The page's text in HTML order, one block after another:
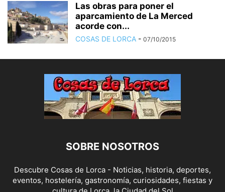
Las obras para poner el
aparcamiento de La Merced
acorde con...
COSAS DE LORCA - 07/10/2015
SOBRE NOSOTROS
Descubre Cosas de Lorca - Noticias, historia, deportes,
eventos, hostelería, gastronomía, curiosidades, fiestas y